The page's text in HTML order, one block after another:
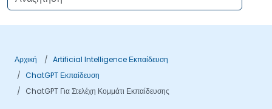
Αρχική
Artificial Intelligence Εκπαίδευση
ChatGPT Εκπαίδευση
ChatGPT Για Στελέχη Κομμάτι Εκπαίδευσης